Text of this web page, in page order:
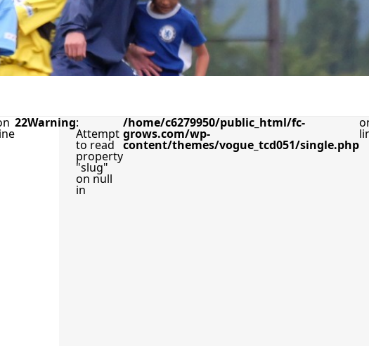
22Warning:
Attempt
to read
property
"slug"
on null
in
/home/c6279950/public_html/fc-
grows.com/wp-
content/themes/vogue_tcd051/single.php